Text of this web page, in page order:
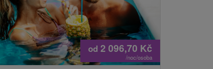
od 2 096,70 Kč
/noc/osoba